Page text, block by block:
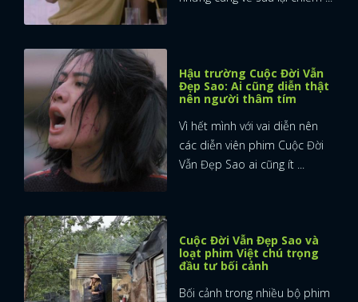
Hậu trường Cuộc Đời Vẫn
Đẹp Sao: Ai cũng diễn thật
nên người thâm tím
Vì hết mình với vai diễn nên
các diễn viên phim Cuộc Đời
Vẫn Đẹp Sao ai cũng ít ...
Cuộc Đời Vẫn Đẹp Sao và
loạt phim Việt chú trọng
đầu tư bối cảnh
Bối cảnh trong nhiều bộ phim